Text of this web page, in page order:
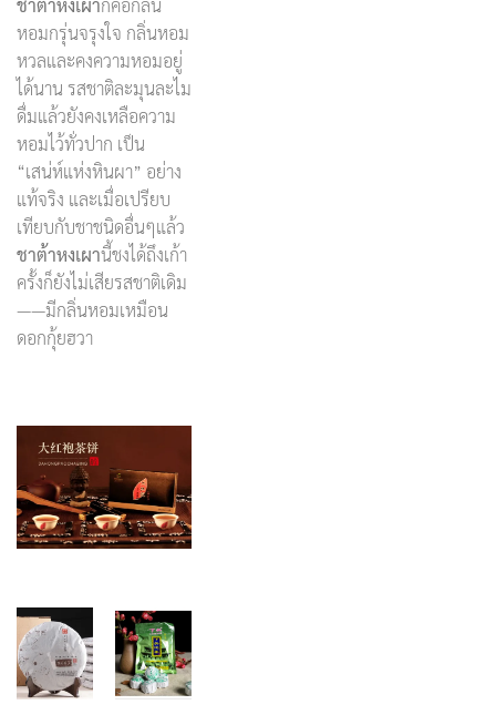
ชาต้าหงเผาก็คือกลิ่น
หอมกรุ่นจรุงใจ กลิ่นหอม
หวลและคงความหอมอยู่
ได้นาน รสชาติละมุนละไม
ดื่มแล้วยังคงเหลือความ
หอมไว้ทั่วปาก เป็น
“เสน่ห์แห่งหินผา” อย่าง
แท้จริง และเมื่อเปรียบ
เทียบกับชาชนิดอื่นๆแล้ว
ชาต้าหงเผานี้ชงได้ถึงเก้า
ครั้งก็ยังไม่เสียรสชาติเดิม
——มีกลิ่นหอมเหมือน
ดอกกุ้ยฮวา